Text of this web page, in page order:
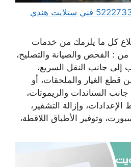
فني ستلايت المطلاع 52227330 فني ستلايت هندي
كل ما يلزمك من خدمات
من : الفحص والصيانة والتصليح،
إلى جانب النقل السريع،
قطع الغيار والملحقات، أو
جانب الستاندات والريموتات،
وإزالة التشفير،
وتوفير الأطباق اللاقطة،